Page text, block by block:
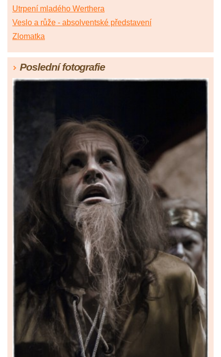
Utrpení mladého Werthera
Veslo a růže - absolventské představení
Zlomatka
Poslední fotografie